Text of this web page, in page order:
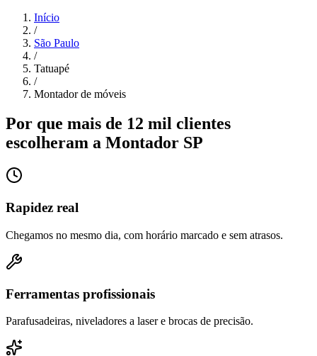
Início
/
São Paulo
/
Tatuapé
/
Montador de móveis
Por que mais de 12 mil clientes
escolheram a Montador SP
Rapidez real
Chegamos no mesmo dia, com horário marcado e sem atrasos.
Ferramentas profissionais
Parafusadeiras, niveladores a laser e brocas de precisão.